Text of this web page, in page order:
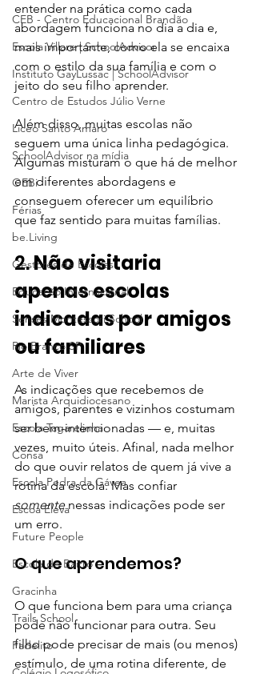
CEB - Centro Educacional Brandão
Escola Villare | SchoolAdvisor
Instituto GayLussac | SchoolAdvisor
Centro de Estudos Júlio Verne
Liceo Santo Amaro
SchoolAdvisor na mídia
OEBi
Férias
be.Living
Gestores de Escolas
Educação Internacional
Senses Montessori School
Rio Branco SP
Arte de Viver
Marista Arquidiocesano
Escola Tagarelinha
Consa
Escola Pedra da Gávea
Escoa Eleva
Future People
Escola do Bairro
Gracinha
Trails School
Fadelito
entender na prática como cada
abordagem funciona no dia a dia e,
mais importante, como ela se encaixa
com o estilo da sua família e com o
jeito do seu filho aprender.
Além disso, muitas escolas não
seguem uma única linha pedagógica.
Algumas misturam o que há de melhor
em diferentes abordagens e
conseguem oferecer um equilíbrio
que faz sentido para muitas famílias.
2. Não visitaria
apenas escolas
indicadas por amigos
ou familiares
As indicações que recebemos de
amigos, parentes e vizinhos costumam
ser bem-intencionadas — e, muitas
vezes, muito úteis. Afinal, nada melhor
do que ouvir relatos de quem já vive a
rotina da escola. Mas confiar
somente nessas indicações pode ser
um erro.
O que aprendemos?
O que funciona bem para uma criança
pode não funcionar para outra. Seu
filho pode precisar de mais (ou menos)
estímulo, de uma rotina diferente, de